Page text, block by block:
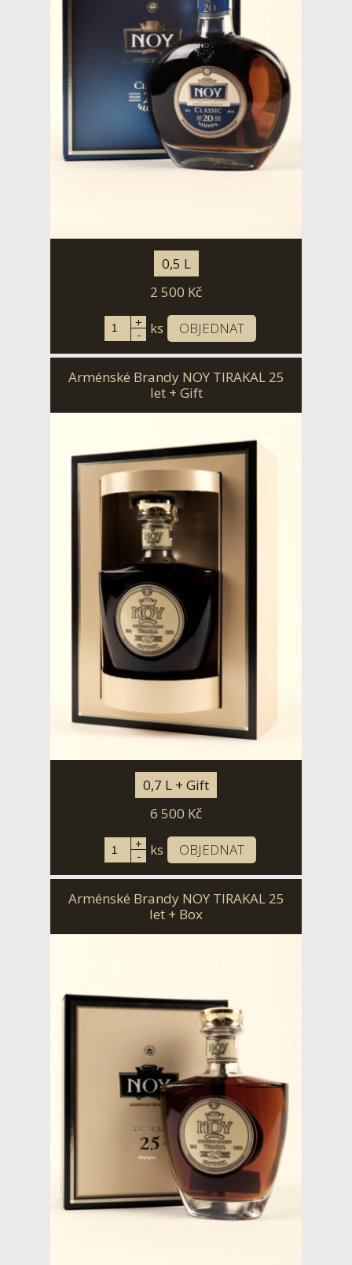
0,5 L
2 500 Kč
+
- ks OBJEDNAT
Arménské Brandy NOY TIRAKAL 25
let + Gift
0,7 L + Gift
6 500 Kč
+
- ks OBJEDNAT
Arménské Brandy NOY TIRAKAL 25
let + Box